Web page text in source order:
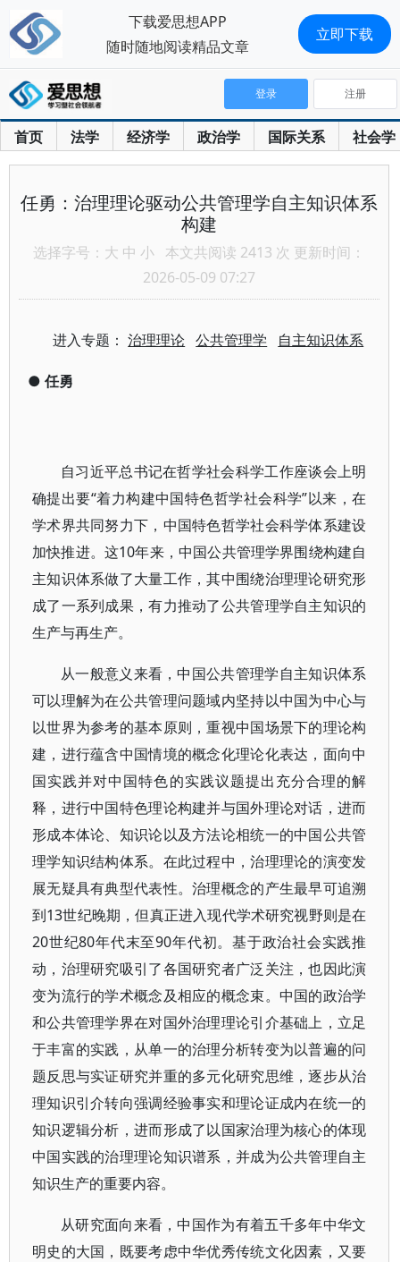
首页 法学 经济学 政治学 国际关系 社会学
登录 注册
任勇：治理理论驱动公共管理学自主知识体系
构建
选择字号： 大 中 小 本文共阅读 2413 次 更新时间：
2026-05-09 07:27
进入专题：治理理论 公共管理学 自主知识体系
● 任勇
自习近平总书记在哲学社会科学工作座谈会上明
确提出要“着力构建中国特色哲学社会科学”以来，在
学术界共同努力下，中国特色哲学社会科学体系建设
加快推进。这10年来，中国公共管理学界围绕构建自
主知识体系做了大量工作，其中围绕治理理论研究形
成了一系列成果，有力推动了公共管理学自主知识的
生产与再生产。
从一般意义来看，中国公共管理学自主知识体系
可以理解为在公共管理问题域内坚持以中国为中心与
以世界为参考的基本原则，重视中国场景下的理论构
建，进行蕴含中国情境的概念化理论化表达，面向中
国实践并对中国特色的实践议题提出充分合理的解
释，进行中国特色理论构建并与国外理论对话，进而
形成本体论、知识论以及方法论相统一的中国公共管
理学知识结构体系。在此过程中，治理理论的演变发
展无疑具有典型代表性。治理概念的产生最早可追溯
到13世纪晚期，但真正进入现代学术研究视野则是在
20世纪80年代末至90年代初。基于政治社会实践推
动，治理研究吸引了各国研究者广泛关注，也因此演
变为流行的学术概念及相应的概念束。中国的政治学
和公共管理学界在对国外治理理论引介基础上，立足
于丰富的实践，从单一的治理分析转变为以普遍的问
题反思与实证研究并重的多元化研究思维，逐步从治
理知识引介转向强调经验事实和理论证成内在统一的
知识逻辑分析，进而形成了以国家治理为核心的体现
中国实践的治理理论知识谱系，并成为公共管理自主
知识生产的重要内容。
从研究面向来看，中国作为有着五千多年中华文
明史的大国，既要考虑中华优秀传统文化因素，又要
下载爱思想APP
随时随地阅读精品文章
立即下载